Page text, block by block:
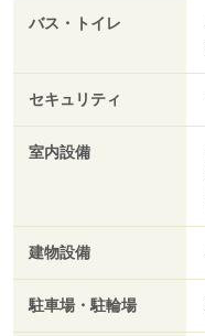
バス・トイレ
セキュリティ
室内設備
建物設備
駐車場・駐輪場